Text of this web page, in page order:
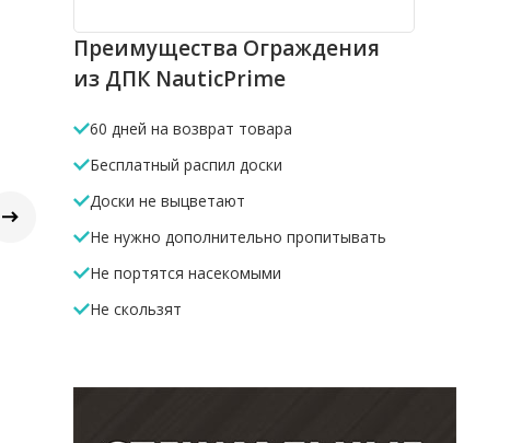
Держатель перила
прямой
Заглушка в
балясину
Преимущества Ограждения
из ДПК NauticPrime
60 дней на возврат товара
Бесплатный распил доски
Доски не выцветают
Не нужно дополнительно пропитывать
Не портятся насекомыми
Не скользят